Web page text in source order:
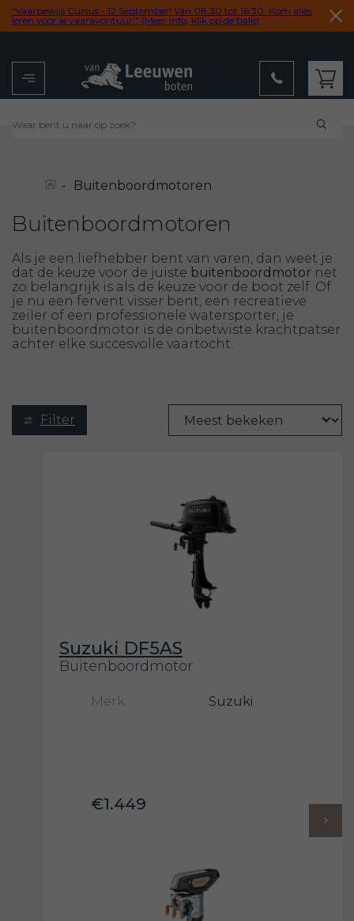
"Vaarbewijs Cursus - 12 September! Van 08:30 tot 16:30. Kom alles
leren voor je vaaravontuur!" (Meer info, klik op de balk)
Menu
-
Buitenboordmotoren
Buitenboordmotoren
Als je een liefhebber bent van varen, dan weet je
dat de keuze voor de juiste buitenboordmotor net
zo belangrijk is als de keuze voor de boot zelf. Of
je nu een fervent visser bent, een recreatieve
zeiler of een professionele watersporter, je
buitenboordmotor is de onbetwiste krachtpatser
achter elke succesvolle vaartocht.
Filter
Suzuki DF5AS
Buitenboordmotor
Merk Suzuki
€1.449